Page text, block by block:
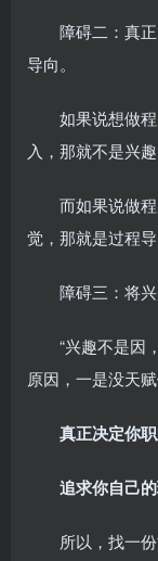
障碍二：真
导向。
如果说想做
入，那就不是兴
而如果说做
觉，那就是过程
障碍三：将
“兴趣不是因
原因，一是没天
真正决定你
追求你自己
所以，找一